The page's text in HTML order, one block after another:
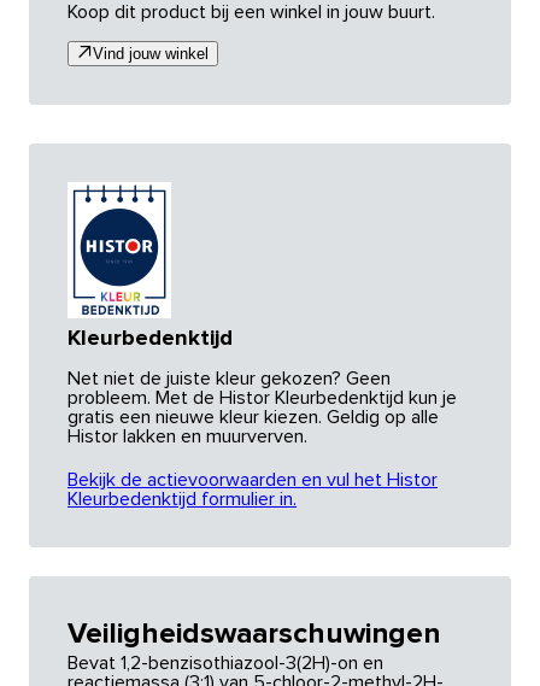
Koop dit product bij een winkel in jouw buurt.
Vind jouw winkel
Kleurbedenktijd
Net niet de juiste kleur gekozen? Geen
probleem. Met de Histor Kleurbedenktijd kun je
gratis een nieuwe kleur kiezen. Geldig op alle
Histor lakken en muurverven.
Bekijk de actievoorwaarden en vul het Histor
Kleurbedenktijd formulier in.
Veiligheidswaarschuwingen
Bevat 1,2-benzisothiazool-3(2H)-on en
reactiemassa (3:1) van 5-chloor-2-methyl-2H-